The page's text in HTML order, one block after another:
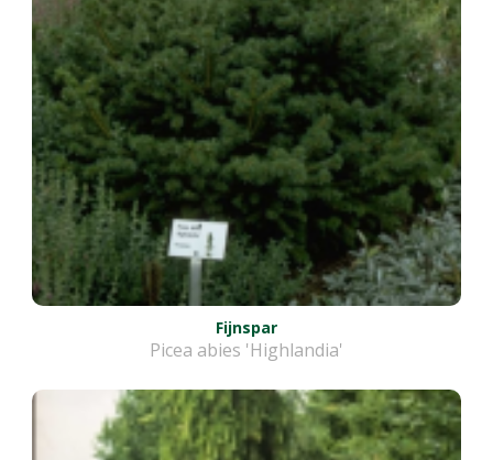
Fijnspar
Picea abies 'Highlandia'